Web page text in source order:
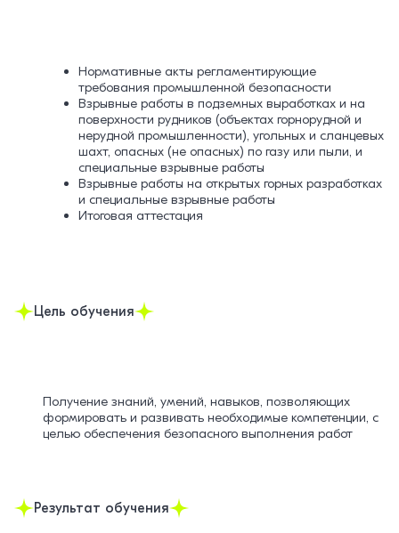
Нормативные акты регламентирующие
требования промышленной безопасности
Взрывные работы в подземных выработках и на
поверхности рудников (объектах горнорудной и
нерудной промышленности), угольных и сланцевых
шахт, опасных (не опасных) по газу или пыли, и
специальные взрывные работы
Взрывные работы на открытых горных разработках
и специальные взрывные работы
Итоговая аттестация
Цель обучения
Получение знаний, умений, навыков, позволяющих
формировать и развивать необходимые компетенции, с
целью обеспечения безопасного выполнения работ
Результат обучения